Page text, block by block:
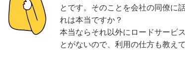
とです。そのことを会社の同僚に
れは本当ですか？
本当ならそれ以外にロードサービ
とがないので、利用の仕方も教え